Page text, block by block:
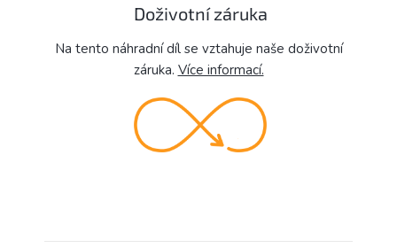
Doživotní záruka
Na tento náhradní díl se vztahuje naše doživotní
záruka. Více informací.